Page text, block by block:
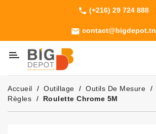
phone (+216) 29 724 888
email contact@bigdepot.tn
Machines
Outillage
Jardinage
Consommables
Accueil Outillage Outils De Mesure
Règles
Roulette Chrome 5M